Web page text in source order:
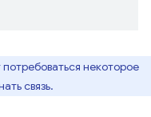
некоторое
связь.